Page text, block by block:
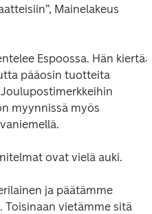
Mainelakeus
Espoossa. Hän kiertää
pääosin tuotteita
myynnissä myös
ovat vielä auki.
ja päätämme
vietämme sitä